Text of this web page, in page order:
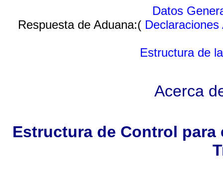
Datos
Respuesta de Aduana:(
Estructura de
Acerca
Estructura de Control para